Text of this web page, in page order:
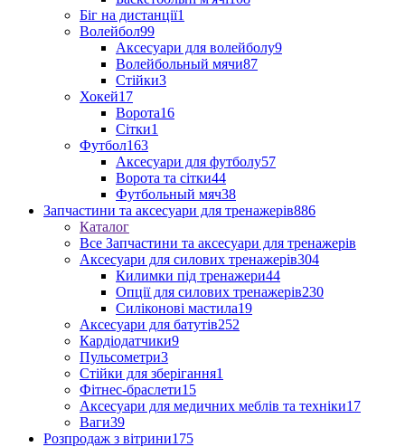
Біг на дистанції1
Волейбол99
Аксесуари для волейболу9
Волейбольный мячи87
Стійки3
Хокей17
Ворота16
Сітки1
Футбол163
Аксесуари для футболу57
Ворота та сітки44
Футбольный мяч38
Запчастини та аксесуари для тренажерів886
Каталог
Все Запчастини та аксесуари для тренажерів
Аксесуари для силових тренажерів304
Килимки під тренажери44
Опції для силових тренажерів230
Силіконові мастила19
Аксесуари для батутів252
Кардіодатчики9
Пульсометри3
Стійки для зберігання1
Фітнес-браслети15
Аксесуари для медичних меблів та техніки17
Ваги39
Розпродаж з вітрини175